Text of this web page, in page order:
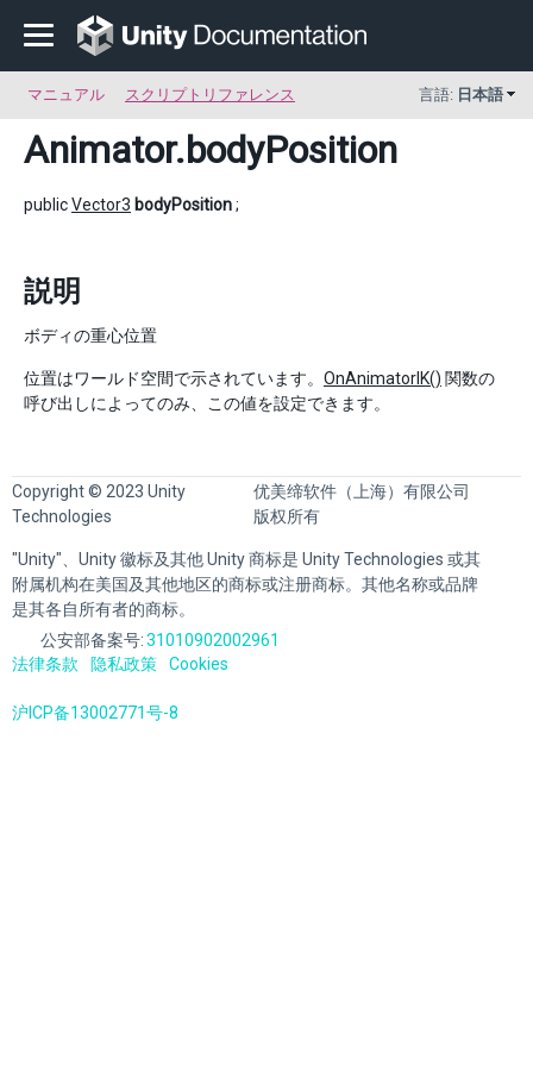
マニュアル スクリプトリファレンス 言語: 日本語
Animator.bodyPosition
publicVector3 bodyPosition;
説明
ボディの重心位置
位置はワールド空間で示されています。 OnAnimatorIK() 関数の
呼び出しによってのみ、この値を設定できます。
Copyright © 2023 Unity
Technologies
优美缔软件（上海）有限公司
版权所有
"Unity"、Unity 徽标及其他 Unity 商标是 Unity Technologies 或其
附属机构在美国及其他地区的商标或注册商标。其他名称或品牌
是其各自所有者的商标。
公安部备案号:31010902002961
法律条款
隐私政策 Cookies
沪ICP备13002771号-8